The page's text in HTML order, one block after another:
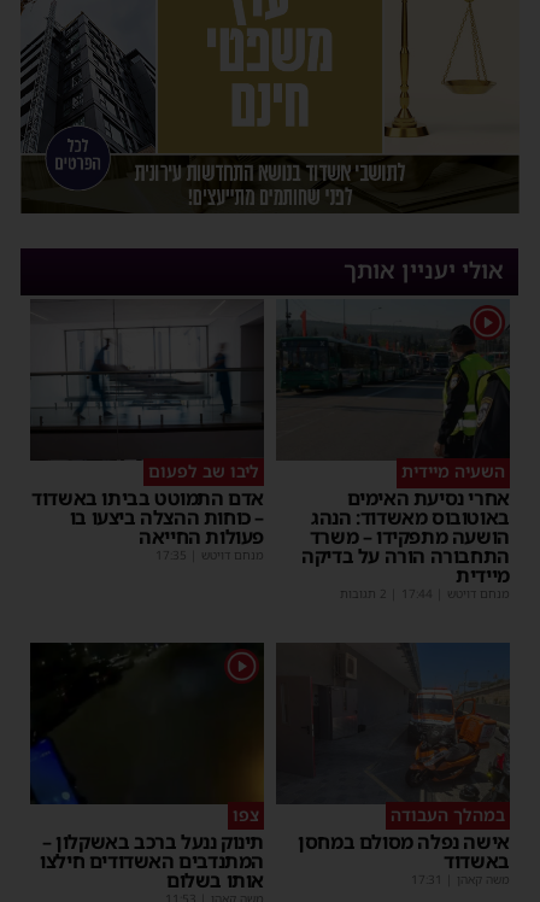
אולי יעניין אותך
1
השעיה מיידית
אחרי נסיעת האימים
באוטובוס מאשדוד: הנהג
הושעה מתפקידו – משרד
התחבורה הורה על בדיקה
מיידית
מנחם דויטש 17:44
ליבו שב לפעום
אדם התמוטט בביתו באשדוד
– כוחות ההצלה ביצעו בו
פעולות החייאה
מנחם דויטש 17:35
במהלך העבודה
אישה נפלה מסולם במחסן
באשדוד
משה קאהן 17:31
1
צפו
תינוק ננעל ברכב באשקלון –
המתנדבים האשדודים חילצו
אותו בשלום
משה קאהן 11:53